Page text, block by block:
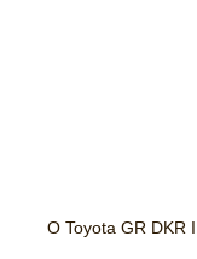
O Toyota GR DKR